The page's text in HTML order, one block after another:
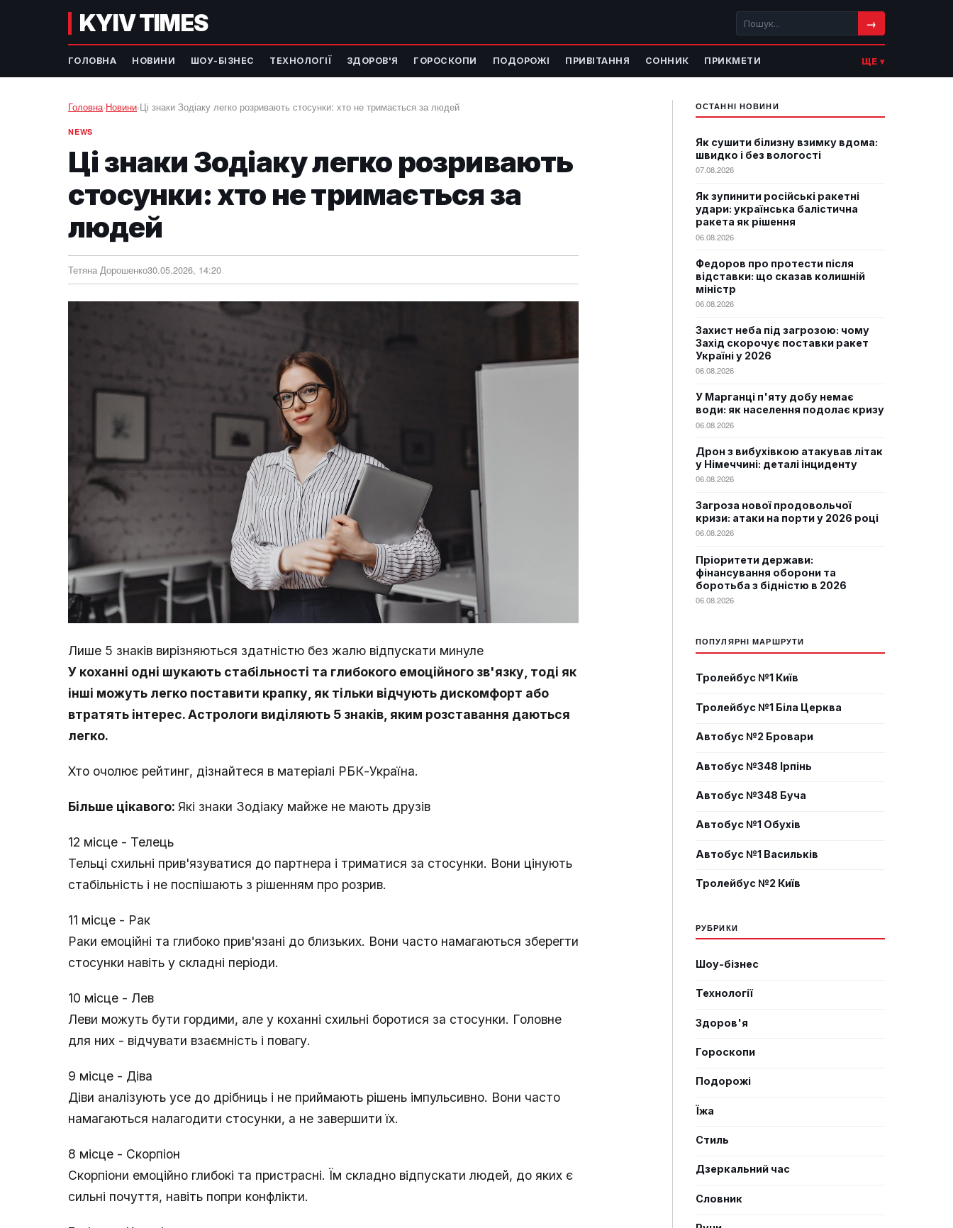
KYIV TIMES →
ГОЛОВНА НОВИНИ ШОУ-БІЗНЕС ТЕХНОЛОГІЇ ЗДОРОВ'Я ГОРОСКОПИ ПОДОРОЖІ ПРИВІТАННЯ СОННИК ПРИКМЕТИ ЩЕ ▾
Головна›Новини›Ці знаки Зодіаку легко розривають стосунки: хто не тримається за людей
NEWS
Ці знаки Зодіаку легко розривають
стосунки: хто не тримається за
людей
Тетяна Дорошенко30.05.2026, 14:20
Лише 5 знаків вирізняються здатністю без жалю відпускати минуле
У коханні одні шукають стабільності та глибокого емоційного зв'язку, тоді як
інші можуть легко поставити крапку, як тільки відчують дискомфорт або
втратять інтерес. Астрологи виділяють 5 знаків, яким розставання даються
легко.
Хто очолює рейтинг, дізнайтеся в матеріалі РБК-Україна.
Більше цікавого: Які знаки Зодіаку майже не мають друзів
12 місце - Телець
Тельці схильні прив'язуватися до партнера і триматися за стосунки. Вони цінують
стабільність і не поспішають з рішенням про розрив.
11 місце - Рак
Раки емоційні та глибоко прив'язані до близьких. Вони часто намагаються зберегти
стосунки навіть у складні періоди.
10 місце - Лев
Леви можуть бути гордими, але у коханні схильні боротися за стосунки. Головне
для них - відчувати взаємність і повагу.
9 місце - Діва
Діви аналізують усе до дрібниць і не приймають рішень імпульсивно. Вони часто
намагаються налагодити стосунки, а не завершити їх.
8 місце - Скорпіон
Скорпіони емоційно глибокі та пристрасні. Їм складно відпускати людей, до яких є
сильні почуття, навіть попри конфлікти.
ОСТАННІ НОВИНИ
Як сушити білизну взимку вдома:
швидко і без вологості
07.08.2026
Як зупинити російські ракетні
удари: українська балістична
ракета як рішення
06.08.2026
Федоров про протести після
відставки: що сказав колишній
міністр
06.08.2026
Захист неба під загрозою: чому
Захід скорочує поставки ракет
Україні у 2026
06.08.2026
У Марганці п'яту добу немає
води: як населення подолає кризу
06.08.2026
Дрон з вибухівкою атакував літак
у Німеччині: деталі інциденту
06.08.2026
Загроза нової продовольчої
кризи: атаки на порти у 2026 році
06.08.2026
Пріоритети держави:
фінансування оборони та
боротьба з бідністю в 2026
06.08.2026
ПОПУЛЯРНІ МАРШРУТИ
Тролейбус №1 Київ
Тролейбус №1 Біла Церква
Автобус №2 Бровари
Автобус №348 Ірпінь
Автобус №348 Буча
Автобус №1 Обухів
Автобус №1 Васильків
Тролейбус №2 Київ
РУБРИКИ
Шоу-бізнес
Технології
Здоров'я
Гороскопи
Подорожі
Їжа
Стиль
Дзеркальний час
Словник